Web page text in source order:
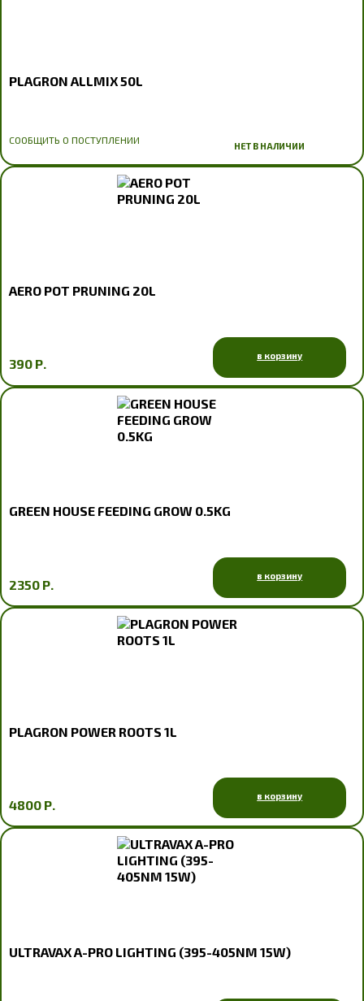
PLAGRON ALLMIX 50L
СООБЩИТЬ О ПОСТУПЛЕНИИ
НЕТ В НАЛИЧИИ
AERO POT PRUNING 20L
390 Р.
в корзину
GREEN HOUSE FEEDING GROW 0.5KG
2350 Р.
в корзину
PLAGRON POWER ROOTS 1L
4800 Р.
в корзину
ULTRAVAX A-PRO LIGHTING (395-405NM 15W)